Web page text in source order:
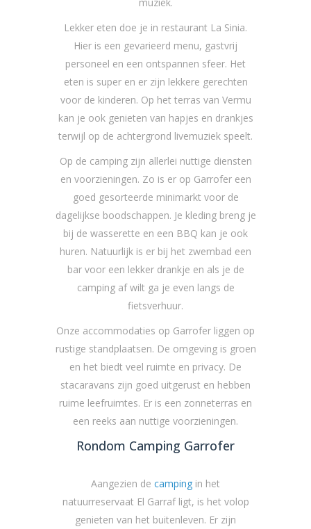
Lekker eten doe je in restaurant La Sinia.
Hier is een gevarieerd menu, gastvrij
personeel en een ontspannen sfeer. Het
eten is super en er zijn lekkere gerechten
voor de kinderen. Op het terras van Vermu
kan je ook genieten van hapjes en drankjes
terwijl op de achtergrond livemuziek speelt.
Op de camping zijn allerlei nuttige diensten
en voorzieningen. Zo is er op Garrofer een
goed gesorteerde minimarkt voor de
dagelijkse boodschappen. Je kleding breng je
bij de wasserette en een BBQ kan je ook
huren. Natuurlijk is er bij het zwembad een
bar voor een lekker drankje en als je de
camping af wilt ga je even langs de
fietsverhuur.
Onze accommodaties op Garrofer liggen op
rustige standplaatsen. De omgeving is groen
en het biedt veel ruimte en privacy. De
stacaravans zijn goed uitgerust en hebben
ruime leefruimtes. Er is een zonneterras en
een reeks aan nuttige voorzieningen.
Rondom Camping Garrofer
Aangezien de camping in het
natuurreservaat El Garraf ligt, is het volop
genieten van het buitenleven. Er zijn